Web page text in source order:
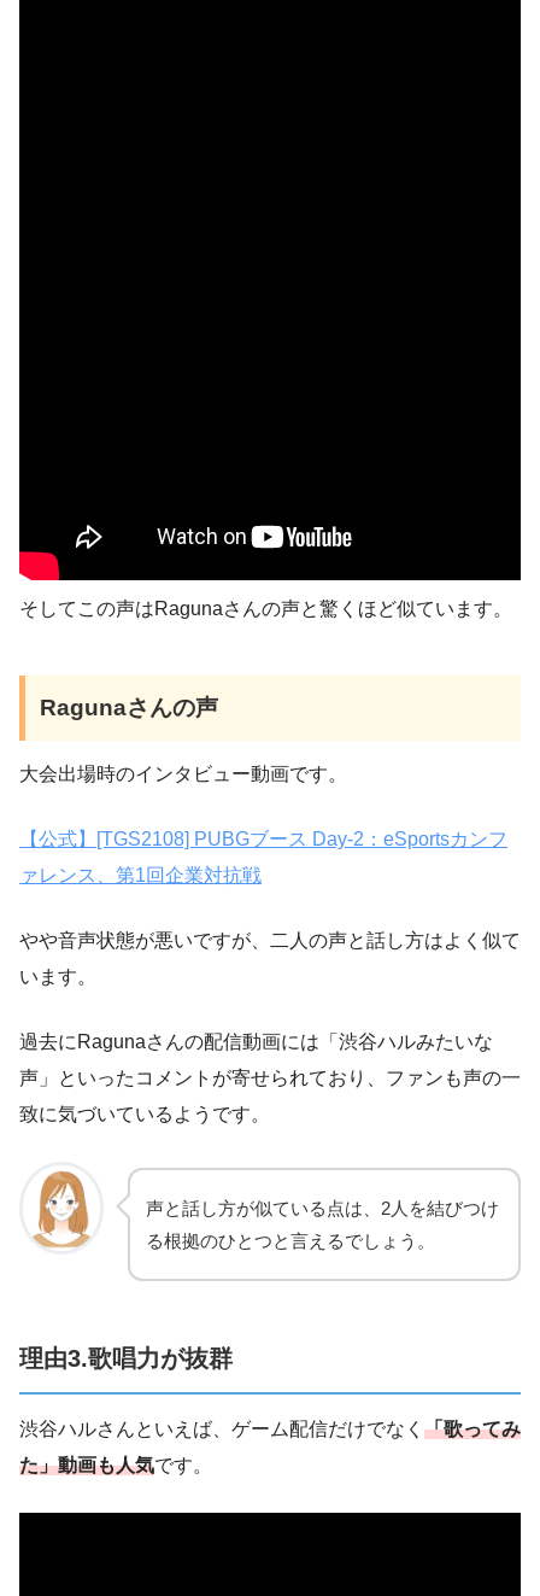
そしてこの声はRagunaさんの声と驚くほど似ています。
Ragunaさんの声
大会出場時のインタビュー動画です。
【公式】[TGS2108] PUBGブース Day-2：eSportsカンフ
ァレンス、第1回企業対抗戦
やや音声状態が悪いですが、二人の声と話し方はよく似て
います。
過去にRagunaさんの配信動画には「渋谷ハルみたいな
声」といったコメントが寄せられており、ファンも声の一
致に気づいているようです。
声と話し方が似ている点は、2人を結びつけ
る根拠のひとつと言えるでしょう。
理由3.歌唱力が抜群
渋谷ハルさんといえば、ゲーム配信だけでなく 「歌ってみ
た」動画も人気です。